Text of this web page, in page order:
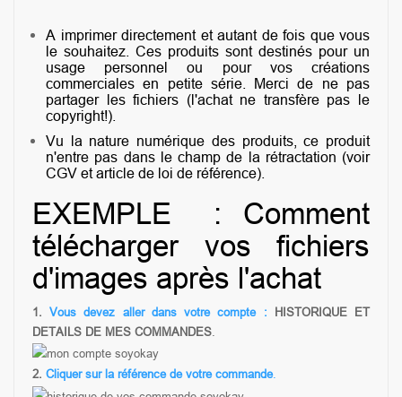
A imprimer directement et autant de fois que vous
le souhaitez. Ces produits sont destinés pour un
usage personnel ou pour vos créations
commerciales en petite série. Merci de ne pas
partager les fichiers (l'achat ne transfère pas le
copyright!).
Vu la nature numérique des produits, ce produit
n'entre pas dans le champ de la rétractation (voir
CGV et article de loi de référence).
EXEMPLE : Comment
télécharger vos fichiers
d'images après l'achat
1. Vous devez aller dans votre compte : HISTORIQUE ET
DETAILS DE MES COMMANDES
2. Cliquer sur la référence de votre commande.